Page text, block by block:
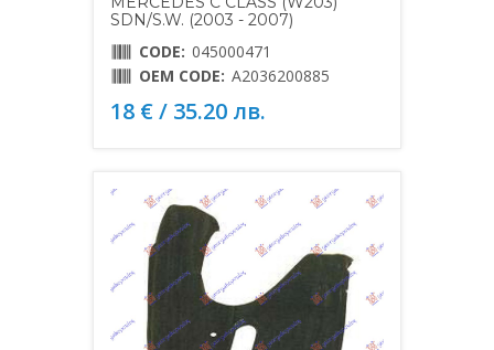
SDN/S.W. (2003 - 2007)
CODE: 045000471
OEM CODE: A2036200885
18 € / 35.20 лв.